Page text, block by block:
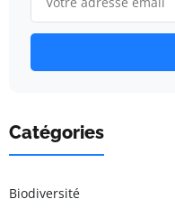
Catégories
Biodiversité